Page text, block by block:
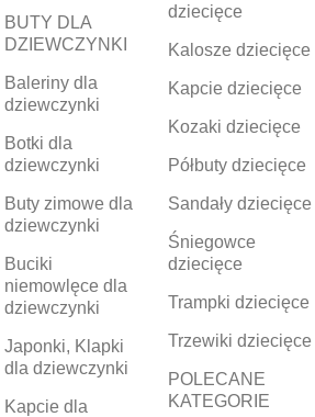
BUTY DLA
DZIEWCZYNKI
Baleriny dla
dziewczynki
Botki dla
dziewczynki
Buty zimowe dla
dziewczynki
Buciki
niemowlęce dla
dziewczynki
Japonki, Klapki
dla dziewczynki
Kapcie dla
dziecięce
Kalosze dziecięce
Kapcie dziecięce
Kozaki dziecięce
Półbuty dziecięce
Sandały dziecięce
Śniegowce
dziecięce
Trampki dziecięce
Trzewiki dziecięce
POLECANE
KATEGORIE